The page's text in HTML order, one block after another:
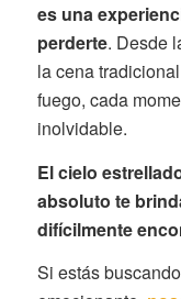
es una
perderte. Desde
la cena
fuego, cada
inolvidable.
El cielo
absoluto te
difícilmente
Si estás